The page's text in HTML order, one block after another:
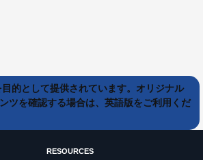
的として提供されています。オリジナル
ツを確認する場合は、英語版をご利用くだ
RESOURCES